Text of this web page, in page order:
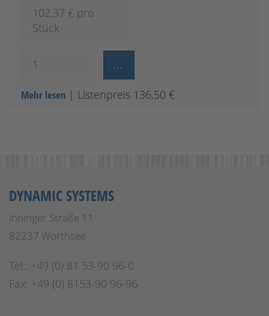
102,37 € pro
Stück
Mehr lesen | Listenpreis 136,50 €
DYNAMIC SYSTEMS
Inninger Straße 11
82237 Wörthsee
Tel.: +49 (0) 81 53-90 96-0
Fax: +49 (0) 8153-90 96-96